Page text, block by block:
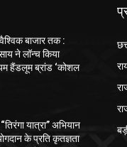
बाजार तक :
ने लॉन्च किया
हैंडलूम ब्रांड ‘कोशल
यात्रा” अभियान
के प्रति कृतज्ञता